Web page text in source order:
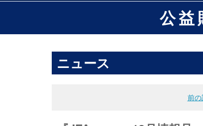
公益
ニュース
前